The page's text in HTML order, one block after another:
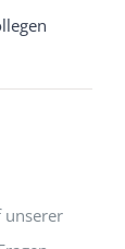
unserer